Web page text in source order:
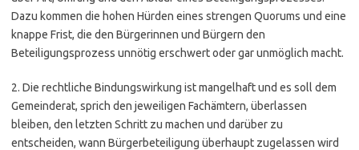
Dazu kommen die hohen Hürden eines strengen Quorums und eine
knappe Frist, die den Bürgerinnen und Bürgern den
Beteiligungsprozess unnötig erschwert oder gar unmöglich macht.
2. Die rechtliche Bindungswirkung ist mangelhaft und es soll dem
Gemeinderat, sprich den jeweiligen Fachämtern, überlassen
bleiben, den letzten Schritt zu machen und darüber zu
entscheiden, wann Bürgerbeteiligung überhaupt zugelassen wird